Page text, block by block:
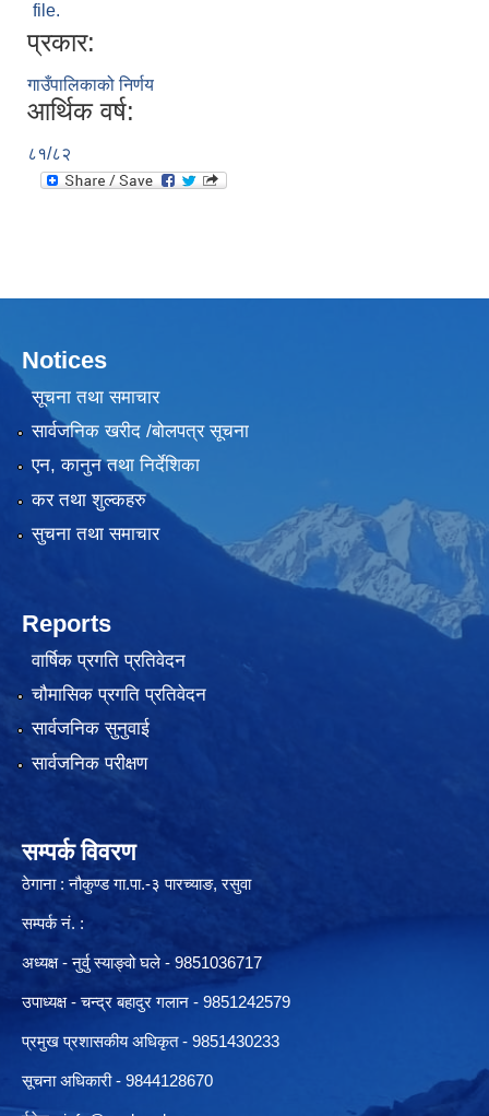
file.
प्रकार:
गाउँपालिकाको निर्णय
आर्थिक वर्ष:
८१/८२
Notices
सूचना तथा समाचार
सार्वजनिक खरीद /बोलपत्र सूचना
एन, कानुन तथा निर्देशिका
कर तथा शुल्कहरु
सुचना तथा समाचार
Reports
वार्षिक प्रगति प्रतिवेदन
चौमासिक प्रगति प्रतिवेदन
सार्वजनिक सुनुवाई
सार्वजनिक परीक्षण
सम्पर्क विवरण
ठेगाना : नौकुण्ड गा.पा.-३ पारच्याङ, रसुवा
सम्पर्क नं. :
अध्यक्ष - नुर्वु स्याङ्वो घले - 9851036717
उपाध्यक्ष - चन्द्र बहादुर गलान - 9851242579
प्रमुख प्रशासकीय अधिकृत - 9851430233
सूचना अधिकारी - 9844128670